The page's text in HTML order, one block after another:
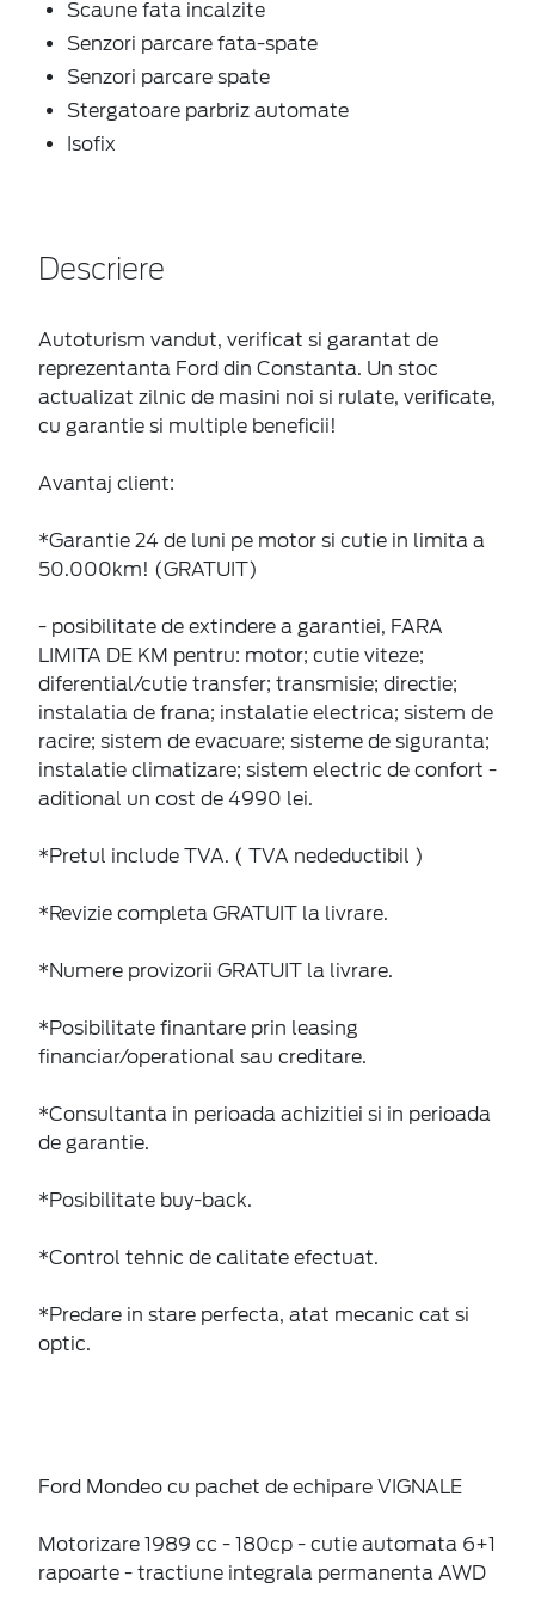
Scaune fata incalzite
Senzori parcare fata-spate
Senzori parcare spate
Stergatoare parbriz automate
Isofix
Descriere
Autoturism vandut, verificat si garantat de
reprezentanta Ford din Constanta. Un stoc
actualizat zilnic de masini noi si rulate, verificate,
cu garantie si multiple beneficii!
Avantaj client:
*Garantie 24 de luni pe motor si cutie in limita a
50.000km! (GRATUIT)
- posibilitate de extindere a garantiei, FARA
LIMITA DE KM pentru: motor; cutie viteze;
diferential/cutie transfer; transmisie; directie;
instalatia de frana; instalatie electrica; sistem de
racire; sistem de evacuare; sisteme de siguranta;
instalatie climatizare; sistem electric de confort -
aditional un cost de 4990 lei.
*Pretul include TVA. ( TVA nedeductibil )
*Revizie completa GRATUIT la livrare.
*Numere provizorii GRATUIT la livrare.
*Posibilitate finantare prin leasing
financiar/operational sau creditare.
*Consultanta in perioada achizitiei si in perioada
de garantie.
*Posibilitate buy-back.
*Control tehnic de calitate efectuat.
*Predare in stare perfecta, atat mecanic cat si
optic.
Ford Mondeo cu pachet de echipare VIGNALE
Motorizare 1989 cc - 180cp - cutie automata 6+1
rapoarte - tractiune integrala permanenta AWD